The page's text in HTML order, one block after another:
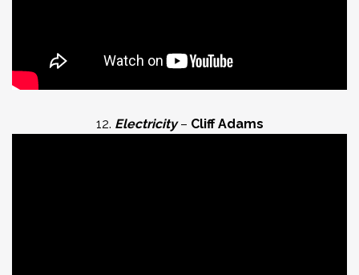
12. Electricity– Cliff Adams